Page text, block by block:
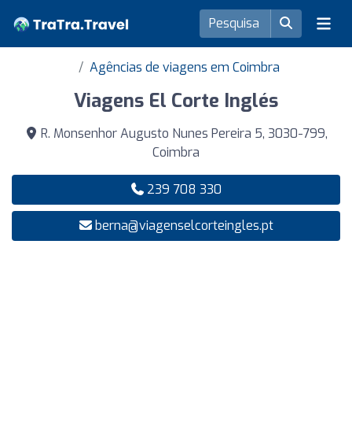
Agências de viagens em Coimbra
Viagens El Corte Inglés
R. Monsenhor Augusto Nunes Pereira 5, 3030-799,
Coimbra
239 708 330
berna@viagenselcorteingles.pt